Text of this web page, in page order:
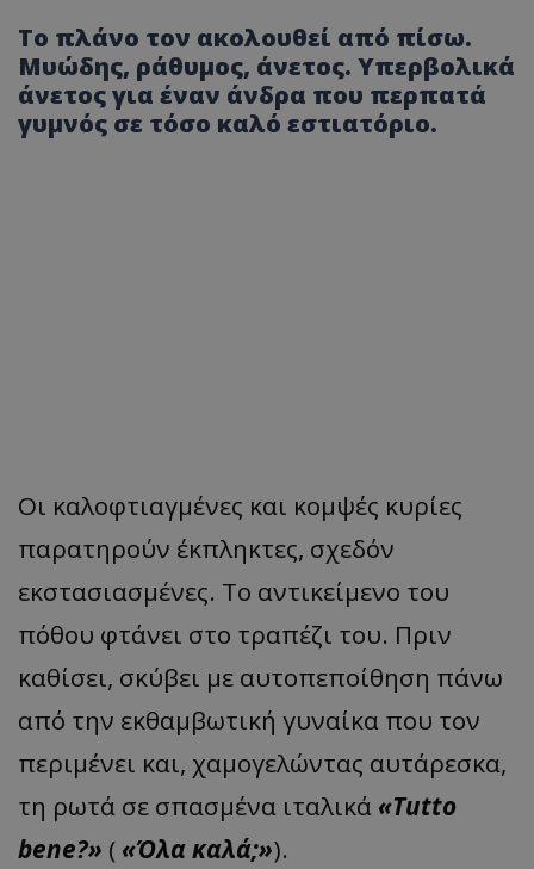
Το πλάνο τον ακολουθεί από πίσω.
Μυώδης, ράθυμος, άνετος. Υπερβολικά
άνετος για έναν άνδρα που περπατά
γυμνός σε τόσο καλό εστιατόριο.
Οι καλοφτιαγμένες και κομψές κυρίες
παρατηρούν έκπληκτες, σχεδόν
εκστασιασμένες. Το αντικείμενο του
πόθου φτάνει στο τραπέζι του. Πριν
καθίσει, σκύβει με αυτοπεποίθηση πάνω
από την εκθαμβωτική γυναίκα που τον
περιμένει και, χαμογελώντας αυτάρεσκα,
τη ρωτά σε σπασμένα ιταλικά «Tutto
bene?» ( «Όλα καλά;»).